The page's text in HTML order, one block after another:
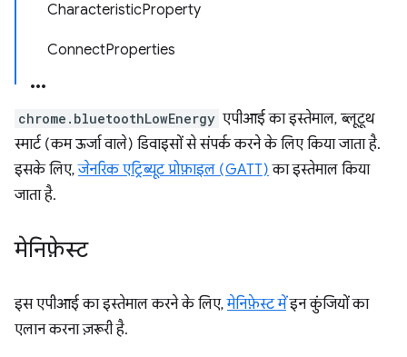
CharacteristicProperty
ConnectProperties
chrome.bluetoothLowEnergy एपीआई का इस्तेमाल, ब्लूटूथ
स्मार्ट (कम ऊर्जा वाले) डिवाइसों से संपर्क करने के लिए किया जाता है.
इसके लिए,जेनरिक एट्रिब्यूट प्रोफ़ाइल (GATT) का इस्तेमाल किया
जाता है.
मेनिफ़ेस्ट
इस एपीआई का इस्तेमाल करने के लिए,मेनिफ़ेस्ट मेंइन कुंजियों का
एलान करना ज़रूरी है.